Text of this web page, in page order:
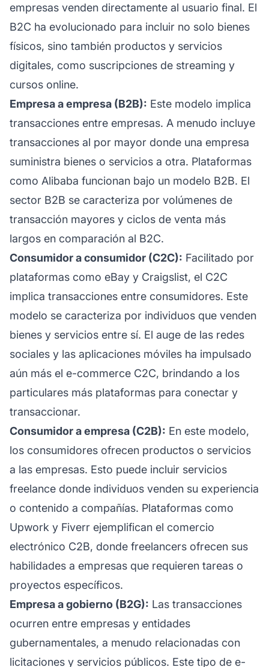
empresas venden directamente al usuario final. El
B2C ha evolucionado para incluir no solo bienes
físicos, sino también productos y servicios
digitales, como suscripciones de streaming y
cursos online.
Empresa a empresa (B2B): Este modelo implica
transacciones entre empresas. A menudo incluye
transacciones al por mayor donde una empresa
suministra bienes o servicios a otra. Plataformas
como Alibaba funcionan bajo un modelo B2B. El
sector B2B se caracteriza por volúmenes de
transacción mayores y ciclos de venta más
largos en comparación al B2C.
Consumidor a consumidor (C2C): Facilitado por
plataformas como eBay y Craigslist, el C2C
implica transacciones entre consumidores. Este
modelo se caracteriza por individuos que venden
bienes y servicios entre sí. El auge de las redes
sociales y las aplicaciones móviles ha impulsado
aún más el e-commerce C2C, brindando a los
particulares más plataformas para conectar y
transaccionar.
Consumidor a empresa (C2B): En este modelo,
los consumidores ofrecen productos o servicios
a las empresas. Esto puede incluir servicios
freelance donde individuos venden su experiencia
o contenido a compañías. Plataformas como
Upwork y Fiverr ejemplifican el comercio
electrónico C2B, donde freelancers ofrecen sus
habilidades a empresas que requieren tareas o
proyectos específicos.
Empresa a gobierno (B2G): Las transacciones
ocurren entre empresas y entidades
gubernamentales, a menudo relacionadas con
licitaciones y servicios públicos. Este tipo de e-